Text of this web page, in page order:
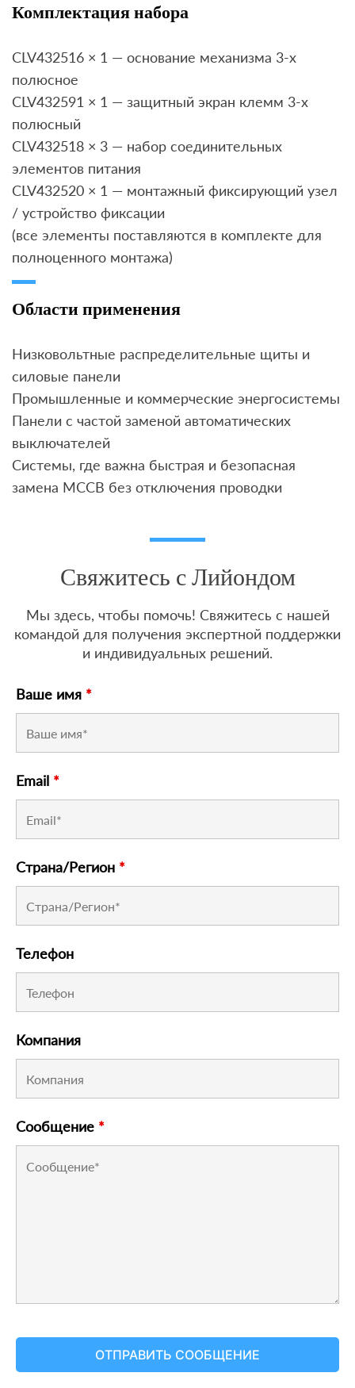
Комплектация набора
CLV432516 × 1 — основание механизма 3-х
полюсное
CLV432591 × 1 — защитный экран клемм 3-х
полюсный
CLV432518 × 3 — набор соединительных
элементов питания
CLV432520 × 1 — монтажный фиксирующий узел
/ устройство фиксации
(все элементы поставляются в комплекте для
полноценного монтажа)
Области применения
Низковольтные распределительные щиты и
силовые панели
Промышленные и коммерческие энергосистемы
Панели с частой заменой автоматических
выключателей
Системы, где важна быстрая и безопасная
замена MCCB без отключения проводки
Свяжитесь с Лийондом
Мы здесь, чтобы помочь! Свяжитесь с нашей
командой для получения экспертной поддержки
и индивидуальных решений.
Ваше имя *
Email *
Страна/Регион *
Телефон
Компания
Сообщение *